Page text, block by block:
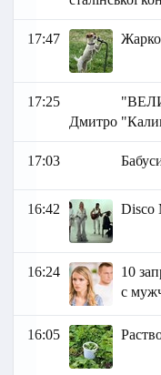
17:47
17:25
Дмитро
17:03
16:42 Disco
16:24
10
с
16:05